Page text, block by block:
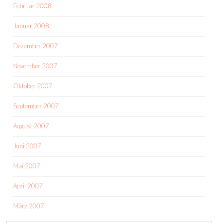
Februar 2008
Januar 2008
Dezember 2007
November 2007
Oktober 2007
September 2007
August 2007
Juni 2007
Mai 2007
April 2007
März 2007